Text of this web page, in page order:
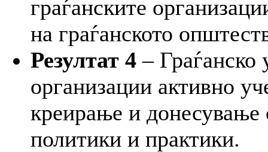
граѓанските
на граѓанското
Резултат 4 – Граѓанско
организации активно
креирање и
политики и практики.